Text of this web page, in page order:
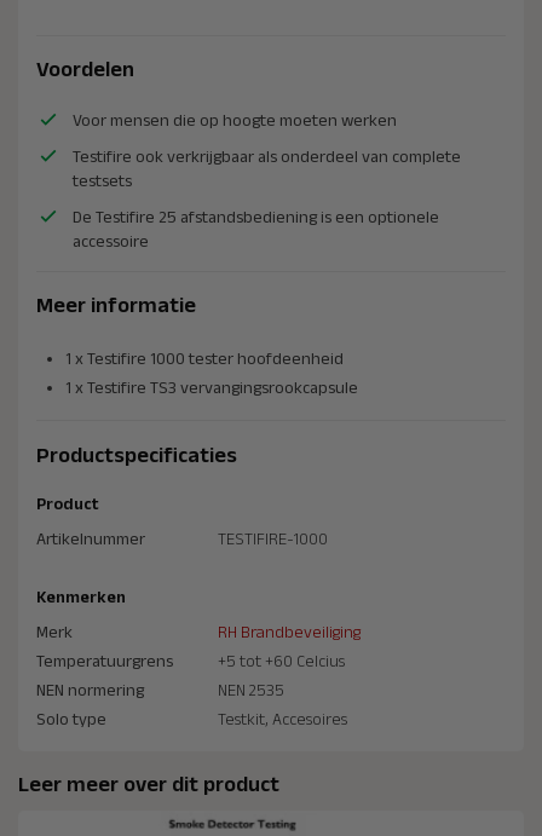
Voordelen
Voor mensen die op hoogte moeten werken
Testifire ook verkrijgbaar als onderdeel van complete
testsets
De Testifire 25 afstandsbediening is een optionele
accessoire
Meer informatie
1 x Testifire 1000 tester hoofdeenheid
1 x Testifire TS3 vervangingsro­okcapsule
Productspecificaties
Product
Artikelnummer
TESTIFIRE-1000
Kenmerken
Merk
RH Brandbeveiliging
Temperatuurgrens
+5 tot +60 Celcius
NEN normering
NEN 2535
Solo type
Testkit, Accesoires
Leer meer over dit product